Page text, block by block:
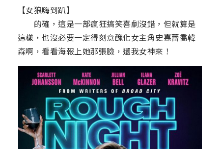
【女狼嗨到趴】
的確，這是一部瘋狂搞笑喜劇沒錯，但就算是
這樣，也沒必要一定得刻意醜化女主角史嘉蕾喬韓
森啊，看看海報上她那張臉，還我女神來！